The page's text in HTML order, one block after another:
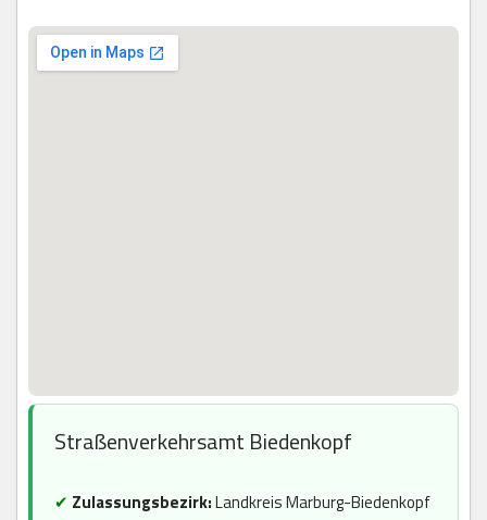
Straßenverkehrsamt Biedenkopf
✔ Zulassungsbezirk:Landkreis Marburg-Biedenkopf